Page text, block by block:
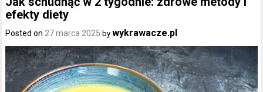
efekty diety
Posted on 27 marca 2025 bywykrawacze.pl